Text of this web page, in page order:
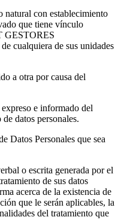
natural con establecimiento
que tiene vínculo
GESTORES
cualquiera de sus unidades
a otra por causa del
e informado del
datos personales.
Datos Personales que sea
o escrita generada por el
de sus datos
acerca de la existencia de
que le serán aplicables, la
del tratamiento que